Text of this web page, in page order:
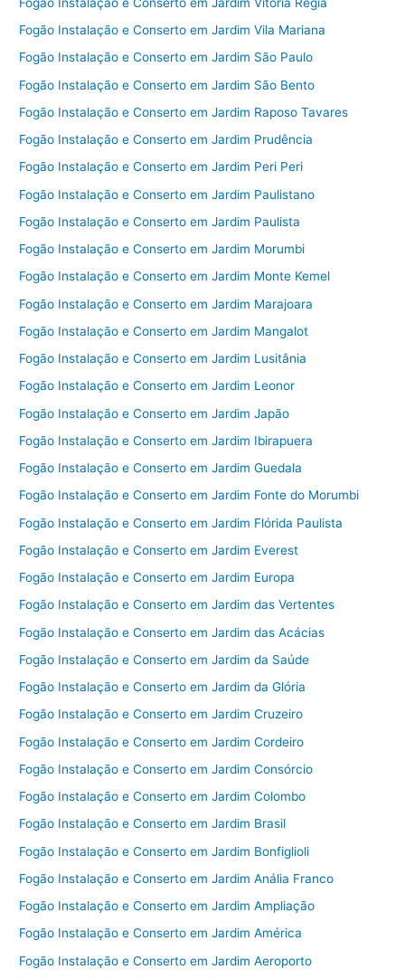
Fogão Instalação e Conserto em Jardim Vila Mariana
Fogão Instalação e Conserto em Jardim São Paulo
Fogão Instalação e Conserto em Jardim São Bento
Fogão Instalação e Conserto em Jardim Raposo Tavares
Fogão Instalação e Conserto em Jardim Prudência
Fogão Instalação e Conserto em Jardim Peri Peri
Fogão Instalação e Conserto em Jardim Paulistano
Fogão Instalação e Conserto em Jardim Paulista
Fogão Instalação e Conserto em Jardim Morumbi
Fogão Instalação e Conserto em Jardim Monte Kemel
Fogão Instalação e Conserto em Jardim Marajoara
Fogão Instalação e Conserto em Jardim Mangalot
Fogão Instalação e Conserto em Jardim Lusitânia
Fogão Instalação e Conserto em Jardim Leonor
Fogão Instalação e Conserto em Jardim Japão
Fogão Instalação e Conserto em Jardim Ibirapuera
Fogão Instalação e Conserto em Jardim Guedala
Fogão Instalação e Conserto em Jardim Fonte do Morumbi
Fogão Instalação e Conserto em Jardim Flórida Paulista
Fogão Instalação e Conserto em Jardim Everest
Fogão Instalação e Conserto em Jardim Europa
Fogão Instalação e Conserto em Jardim das Vertentes
Fogão Instalação e Conserto em Jardim das Acácias
Fogão Instalação e Conserto em Jardim da Saúde
Fogão Instalação e Conserto em Jardim da Glória
Fogão Instalação e Conserto em Jardim Cruzeiro
Fogão Instalação e Conserto em Jardim Cordeiro
Fogão Instalação e Conserto em Jardim Consórcio
Fogão Instalação e Conserto em Jardim Colombo
Fogão Instalação e Conserto em Jardim Brasil
Fogão Instalação e Conserto em Jardim Bonfiglioli
Fogão Instalação e Conserto em Jardim Anália Franco
Fogão Instalação e Conserto em Jardim Ampliação
Fogão Instalação e Conserto em Jardim América
Fogão Instalação e Conserto em Jardim Aeroporto